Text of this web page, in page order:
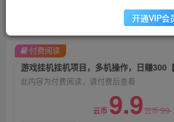
游戏挂机挂机项目，多机操作，日赚300【
此内容为付费阅读，请付费后查看
云币 9.9云币99
付费阅读
开通VIP会